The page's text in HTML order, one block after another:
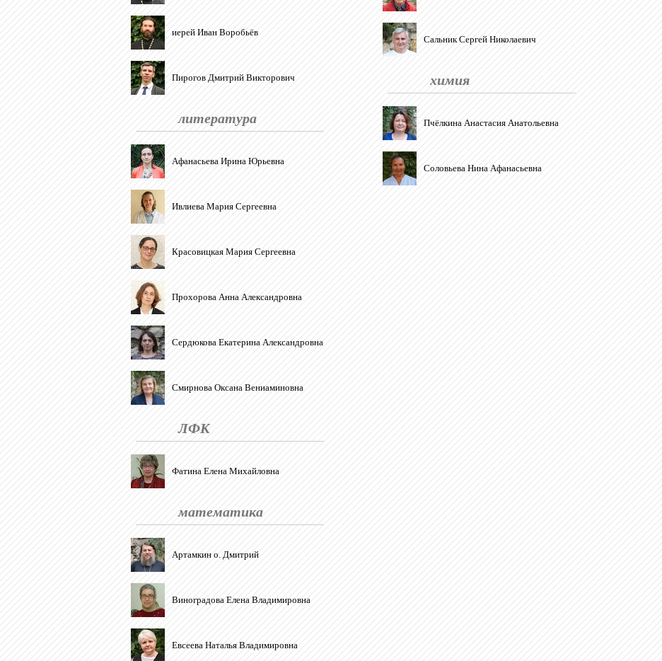
иерей Иван Воробьёв
Пирогов Дмитрий Викторович
литература
Афанасьева Ирина Юрьевна
Ивлиева Мария Сергеевна
Красовицкая Мария Сергеевна
Прохорова Анна Александровна
Сердюкова Екатерина Александровна
Смирнова Оксана Вениаминовна
ЛФК
Фатина Елена Михайловна
математика
Артамкин о. Дмитрий
Виноградова Елена Владимировна
Евсеева Наталья Владимировна
Сальник Сергей Николаевич
химия
Пчёлкина Анастасия Анатольевна
Соловьева Нина Афанасьевна